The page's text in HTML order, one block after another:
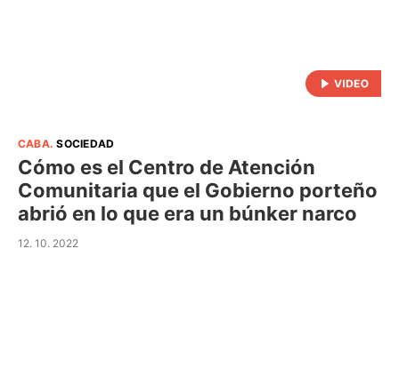
CABA.SOCIEDAD
Cómo es el Centro de Atención
Comunitaria que el Gobierno porteño
abrió en lo que era un búnker narco
12. 10. 2022